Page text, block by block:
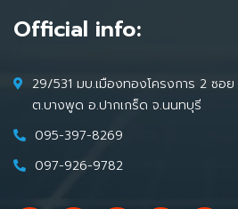
Official info:
29/531 มบ.เมืองทองโครงการ 2 ซอ
ต.บางพูด อ.ปากเกร็ด จ.นนทบุรี
095-397-8269
097-926-9782